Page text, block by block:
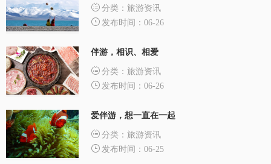
分类：旅游资讯
发布时间：06-26
伴游，相识、相爱
分类：旅游资讯
发布时间：06-26
爱伴游，想一直在一起
分类：旅游资讯
发布时间：06-25